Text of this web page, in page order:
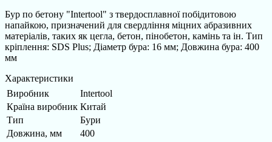
Бур по бетону "Intertool" з твердосплавної побідитовою
напайкою, призначений для свердління міцних абразивних
матеріалів, таких як цегла, бетон, пінобетон, камінь та ін. Тип
кріплення: SDS Plus; Діаметр бура: 16 мм; Довжина бура: 400
мм
Характеристики
Виробник
Intertool
Країна виробник Китай
Тип
Бури
Довжина, мм
400